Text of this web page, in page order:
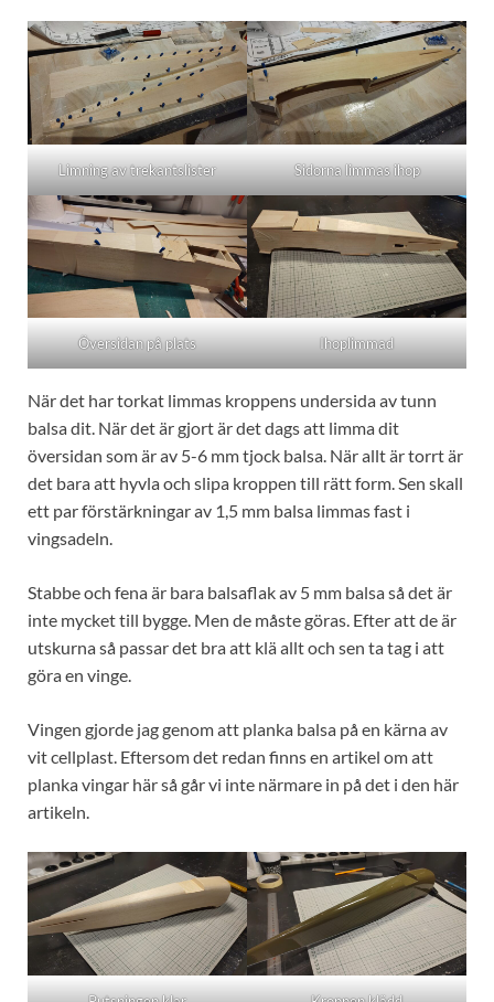
Limning av trekantslister Sidorna limmas ihop
Översidan på plats Ihoplimmad
När det har torkat limmas kroppens undersida av tunn
balsa dit. När det är gjort är det dags att limma dit
översidan som är av 5-6 mm tjock balsa. När allt är torrt är
det bara att hyvla och slipa kroppen till rätt form. Sen skall
ett par förstärkningar av 1,5 mm balsa limmas fast i
vingsadeln.
Stabbe och fena är bara balsaflak av 5 mm balsa så det är
inte mycket till bygge. Men de måste göras. Efter att de är
utskurna så passar det bra att klä allt och sen ta tag i att
göra en vinge.
Vingen gjorde jag genom att planka balsa på en kärna av
vit cellplast. Eftersom det redan finns en artikel om att
planka vingar här så går vi inte närmare in på det i den här
artikeln.